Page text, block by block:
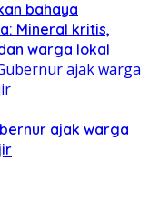
bahaya
Mineral kritis,
warga lokal
ajak warga